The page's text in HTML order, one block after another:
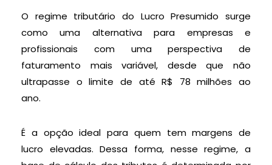
O regime tributário do Lucro Presumido surge
como uma alternativa para empresas e
profissionais com uma perspectiva de
faturamento mais variável, desde que não
ultrapasse o limite de até R$ 78 milhões ao
ano.
É a opção ideal para quem tem margens de
lucro elevadas. Dessa forma, nesse regime, a